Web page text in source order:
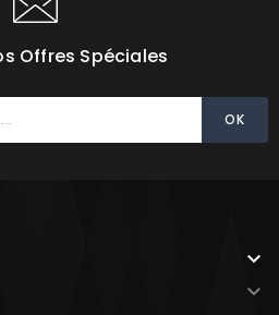
Offres Spéciales

